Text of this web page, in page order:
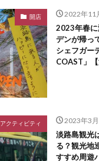
開店 2022年11
2023年春に
デンが帰っ
シェフガー
COAST」【
アクティビティ 2023年3
淡路島観光
る？観光地
すすめ周遊